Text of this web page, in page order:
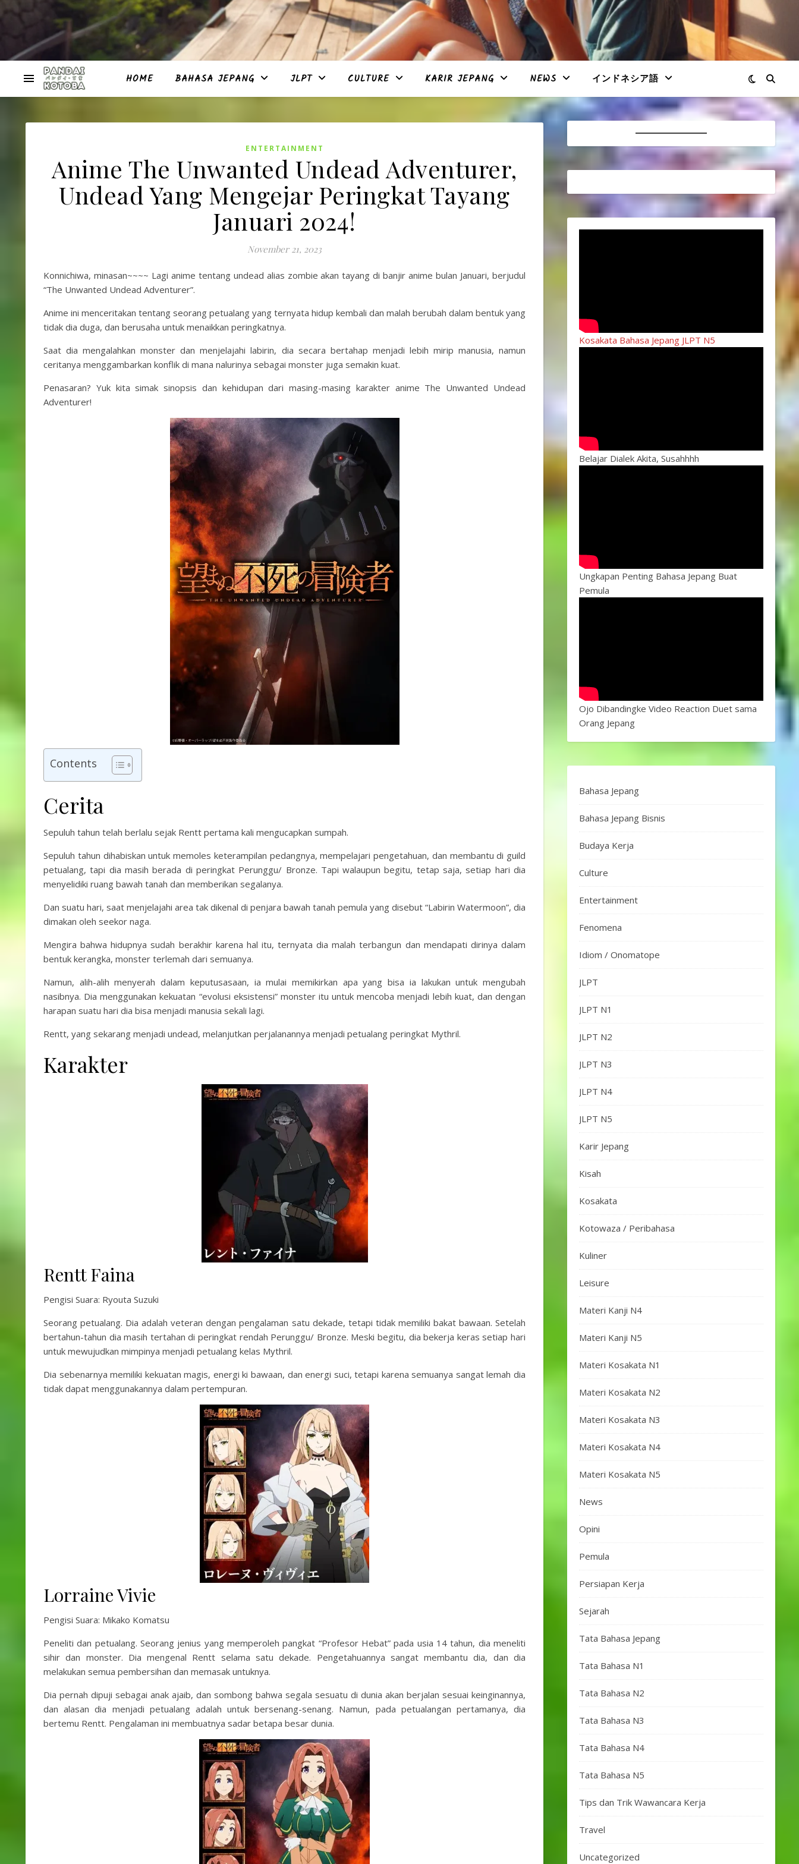
HOME BAHASA JEPANG JLPT CULTURE KARIR JEPANG NEWS インドネシア語
ENTERTAINMENT
Anime The Unwanted Undead Adventurer,
Undead Yang Mengejar Peringkat Tayang
Januari 2024!
November 21, 2023
Konnichiwa, minasan~~~~ Lagi anime tentang undead alias zombie akan tayang di banjir anime bulan Januari, berjudul
“The Unwanted Undead Adventurer”.
Anime ini menceritakan tentang seorang petualang yang ternyata hidup kembali dan malah berubah dalam bentuk yang
tidak dia duga, dan berusaha untuk menaikkan peringkatnya.
Saat dia mengalahkan monster dan menjelajahi labirin, dia secara bertahap menjadi lebih mirip manusia, namun
ceritanya menggambarkan konflik di mana nalurinya sebagai monster juga semakin kuat.
Penasaran? Yuk kita simak sinopsis dan kehidupan dari masing-masing karakter anime The Unwanted Undead
Adventurer!
Contents
Cerita
Sepuluh tahun telah berlalu sejak Rentt pertama kali mengucapkan sumpah.
Sepuluh tahun dihabiskan untuk memoles keterampilan pedangnya, mempelajari pengetahuan, dan membantu di guild
petualang, tapi dia masih berada di peringkat Perunggu/ Bronze. Tapi walaupun begitu, tetap saja, setiap hari dia
menyelidiki ruang bawah tanah dan memberikan segalanya.
Dan suatu hari, saat menjelajahi area tak dikenal di penjara bawah tanah pemula yang disebut “Labirin Watermoon”, dia
dimakan oleh seekor naga.
Mengira bahwa hidupnya sudah berakhir karena hal itu, ternyata dia malah terbangun dan mendapati dirinya dalam
bentuk kerangka, monster terlemah dari semuanya.
Namun, alih-alih menyerah dalam keputusasaan, ia mulai memikirkan apa yang bisa ia lakukan untuk mengubah
nasibnya. Dia menggunakan kekuatan “evolusi eksistensi” monster itu untuk mencoba menjadi lebih kuat, dan dengan
harapan suatu hari dia bisa menjadi manusia sekali lagi.
Rentt, yang sekarang menjadi undead, melanjutkan perjalanannya menjadi petualang peringkat Mythril.
Karakter
Rentt Faina
Pengisi Suara: Ryouta Suzuki
Seorang petualang. Dia adalah veteran dengan pengalaman satu dekade, tetapi tidak memiliki bakat bawaan. Setelah
bertahun-tahun dia masih tertahan di peringkat rendah Perunggu/ Bronze. Meski begitu, dia bekerja keras setiap hari
untuk mewujudkan mimpinya menjadi petualang kelas Mythril.
Dia sebenarnya memiliki kekuatan magis, energi ki bawaan, dan energi suci, tetapi karena semuanya sangat lemah dia
tidak dapat menggunakannya dalam pertempuran.
Lorraine Vivie
Pengisi Suara: Mikako Komatsu
Peneliti dan petualang. Seorang jenius yang memperoleh pangkat “Profesor Hebat” pada usia 14 tahun, dia meneliti
sihir dan monster. Dia mengenal Rentt selama satu dekade. Pengetahuannya sangat membantu dia, dan dia
melakukan semua pembersihan dan memasak untuknya.
Dia pernah dipuji sebagai anak ajaib, dan sombong bahwa segala sesuatu di dunia akan berjalan sesuai keinginannya,
dan alasan dia menjadi petualang adalah untuk bersenang-senang. Namun, pada petualangan pertamanya, dia
bertemu Rentt. Pengalaman ini membuatnya sadar betapa besar dunia.
Kosakata Bahasa Jepang JLPT N5
Belajar Dialek Akita, Susahhhh
Ungkapan Penting Bahasa Jepang Buat
Pemula
Ojo Dibandingke Video Reaction Duet sama
Orang Jepang
Bahasa Jepang
Bahasa Jepang Bisnis
Budaya Kerja
Culture
Entertainment
Fenomena
Idiom / Onomatope
JLPT
JLPT N1
JLPT N2
JLPT N3
JLPT N4
JLPT N5
Karir Jepang
Kisah
Kosakata
Kotowaza / Peribahasa
Kuliner
Leisure
Materi Kanji N4
Materi Kanji N5
Materi Kosakata N1
Materi Kosakata N2
Materi Kosakata N3
Materi Kosakata N4
Materi Kosakata N5
News
Opini
Pemula
Persiapan Kerja
Sejarah
Tata Bahasa Jepang
Tata Bahasa N1
Tata Bahasa N2
Tata Bahasa N3
Tata Bahasa N4
Tata Bahasa N5
Tips dan Trik Wawancara Kerja
Travel
Uncategorized